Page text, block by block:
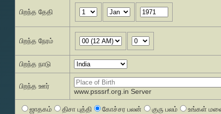
பிறந்த தேதி
பிறந்த நேரம்
பிறந்த நாடு
பிறந்த ஊர்
www.psssrf.org.in Server
ஜாதகம் திசா புத்தி கோச்சர பலன் குரு பலம் உங்கள்